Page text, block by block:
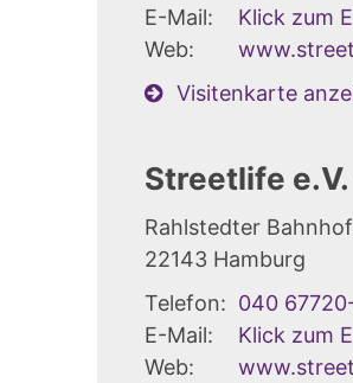
E-Mail:
Klick zum
Web:
Visitenkarte
Streetlife
Rahlstedter
22143 Hamburg
Telefon: 040
E-Mail:
Klick zum
Web: